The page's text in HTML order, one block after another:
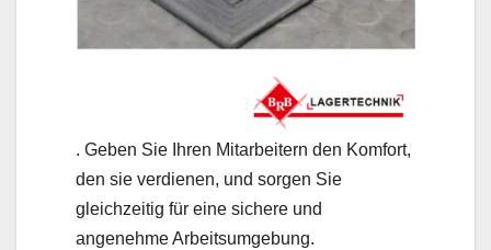
. Geben Sie Ihren Mitarbeitern den Komfort,
den sie verdienen, und sorgen Sie
gleichzeitig für eine sichere und
angenehme Arbeitsumgebung.